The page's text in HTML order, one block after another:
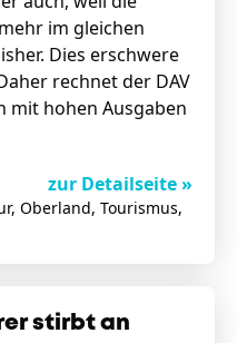
im gleichen
Dies erschwere
rechnet der DAV
mit hohen Ausgaben
zur Detailseite »
Oberland, Tourismus,
stirbt an